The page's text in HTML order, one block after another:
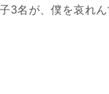
3名が、僕を哀れん